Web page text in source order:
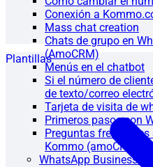
Conexión a
Mass chat creation
Chats de grupo en
(AmoCRM)
Menús en el chatbot
Si el número de
de texto/correo
Tarjeta de visita de
Primeros pasos con
Preguntas
Kommo (amoCRM)
WhatsApp Business API
Plantillas